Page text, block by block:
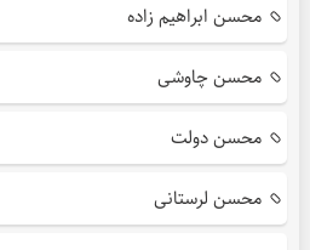
محسن ابراهیم زاده
محسن چاوشی
محسن دولت
محسن لرستانی